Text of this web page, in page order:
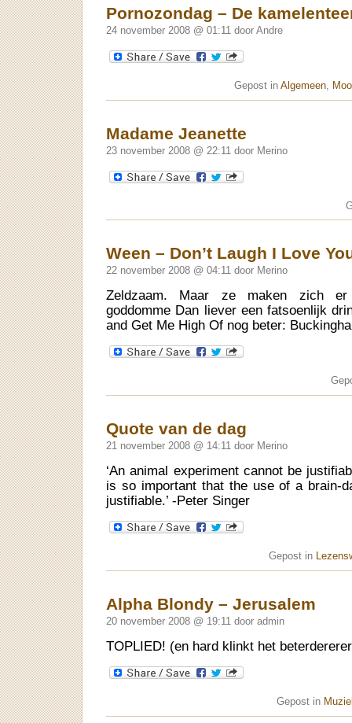
Pornozondag – De
24 november 2008 @ 01:11 door Andre
Gepost in Algemeen
Madame Jeanette
23 november 2008 @ 22:11 door Merino
Ween – Don’t Laugh I Love
22 november 2008 @ 04:11 door Merino
Zeldzaam. Maar ze maken zich
goddomme Dan liever een fatsoenlijk
and Get Me High Of nog beter:
Quote van de dag
21 november 2008 @ 14:11 door Merino
‘An animal experiment cannot be
is so important that the use of a brain-
justifiable.’ -Peter Singer
Gepost in
Alpha Blondy – Jerusalem
20 november 2008 @ 19:11 door admin
TOPLIED! (en hard klinkt het
Gepost in